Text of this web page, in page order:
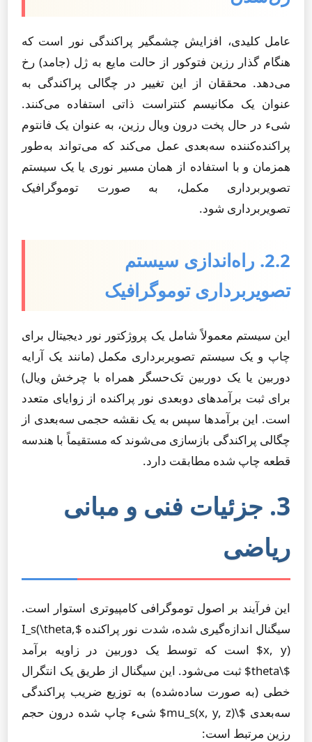
عامل کلیدی، افزایش چشمگیر پراکندگی نور است که
هنگام گذار رزین فتوکور از حالت مایع به ژل (جامد) رخ
می‌دهد. محققان از این تغییر در چگالی پراکندگی به
عنوان یک مکانیسم کنتراست ذاتی استفاده می‌کنند.
شیء در حال پخت درون ویال رزین، به عنوان یک فانتوم
پراکنده‌کننده سه‌بعدی عمل می‌کند که می‌تواند به‌طور
همزمان و با استفاده از همان مسیر نوری یا یک سیستم
تصویربرداری مکمل، به صورت توموگرافیک
تصویربرداری شود.
2.2. راه‌اندازی سیستم
تصویربرداری توموگرافیک
این سیستم معمولاً شامل یک پروژکتور نور دیجیتال برای
چاپ و یک سیستم تصویربرداری مکمل (مانند یک آرایه
دوربین یا یک دوربین تک‌حسگر همراه با چرخش ویال)
برای ثبت برآمدهای دو‌بعدی نور پراکنده از زوایای متعدد
است. این برآمدها سپس به یک نقشه حجمی سه‌بعدی از
چگالی پراکندگی بازسازی می‌شوند که مستقیماً با هندسه
قطعه چاپ شده مطابقت دارد.
3. جزئیات فنی و مبانی
ریاضی
این فرآیند بر اصول توموگرافی کامپیوتری استوار است.
سیگنال اندازه‌گیری شده، شدت نور پراکنده $I_s(\theta,
x, y)$ است که توسط یک دوربین در زاویه برآمد
$\theta$ ثبت می‌شود. این سیگنال از طریق یک انتگرال
خطی (به صورت ساده‌شده) به توزیع ضریب پراکندگی
سه‌بعدی $\mu_s(x, y, z)$ شیء چاپ شده درون حجم
رزین مرتبط است: